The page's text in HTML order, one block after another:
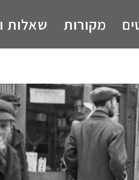
מקורות שאלות